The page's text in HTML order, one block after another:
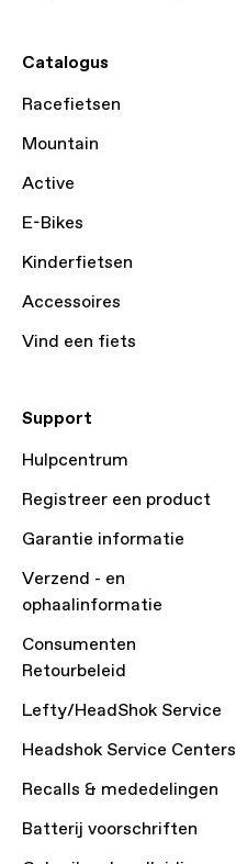
Catalogus
Racefietsen
Mountain
Active
E-Bikes
Kinderfietsen
Accessoires
Vind een fiets
Support
Hulpcentrum
Registreer een product
Garantie informatie
Verzend - en
ophaalinformatie
Consumenten
Retourbeleid
Lefty/HeadShok Service
Headshok Service Centers
Recalls & mededelingen
Batterij voorschriften